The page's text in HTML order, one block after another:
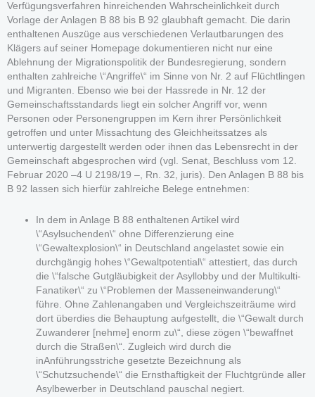
Verfügungsverfahren hinreichenden Wahrscheinlichkeit durch
Vorlage der Anlagen B 88 bis B 92 glaubhaft gemacht. Die darin
enthaltenen Auszüge aus verschiedenen Verlautbarungen des
Klägers auf seiner Homepage dokumentieren nicht nur eine
Ablehnung der Migrationspolitik der Bundesregierung, sondern
enthalten zahlreiche \“Angriffe\“ im Sinne von Nr. 2 auf Flüchtlingen
und Migranten. Ebenso wie bei der Hassrede in Nr. 12 der
Gemeinschaftsstandards liegt ein solcher Angriff vor, wenn
Personen oder Personengruppen im Kern ihrer Persönlichkeit
getroffen und unter Missachtung des Gleichheitssatzes als
unterwertig dargestellt werden oder ihnen das Lebensrecht in der
Gemeinschaft abgesprochen wird (vgl. Senat, Beschluss vom 12.
Februar 2020 –4 U 2198/19 –, Rn. 32, juris). Den Anlagen B 88 bis
B 92 lassen sich hierfür zahlreiche Belege entnehmen:
In dem in Anlage B 88 enthaltenen Artikel wird
\“Asylsuchenden\“ ohne Differenzierung eine
\“Gewaltexplosion\“ in Deutschland angelastet sowie ein
durchgängig hohes \“Gewaltpotential\“ attestiert, das durch
die \“falsche Gutgläubigkeit der Asyllobby und der Multikulti-
Fanatiker\“ zu \“Problemen der Masseneinwanderung\“
führe. Ohne Zahlenangaben und Vergleichszeiträume wird
dort überdies die Behauptung aufgestellt, die \“Gewalt durch
Zuwanderer [nehme] enorm zu\“, diese zögen \“bewaffnet
durch die Straßen\“. Zugleich wird durch die
inAnführungsstriche gesetzte Bezeichnung als
\“Schutzsuchende\“ die Ernsthaftigkeit der Fluchtgründe aller
Asylbewerber in Deutschland pauschal negiert.